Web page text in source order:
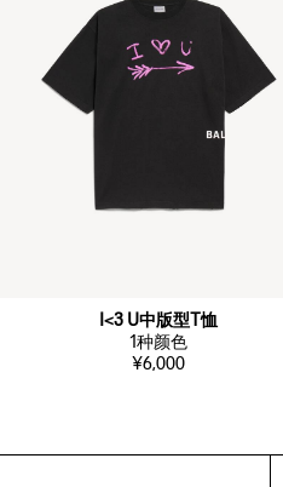
I<3 U中版型T恤
1种颜色
¥6,000